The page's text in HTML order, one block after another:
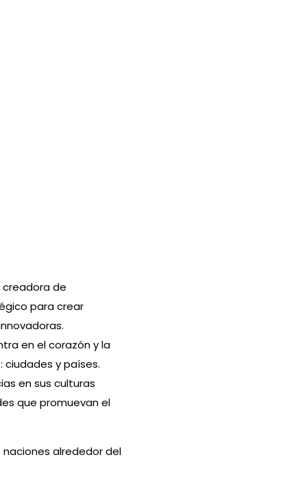
creadora de
para crear
en el corazón y la
y países.
en sus culturas
que promuevan el
alrededor del